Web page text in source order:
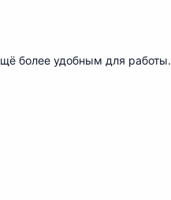
более удобным для работы.